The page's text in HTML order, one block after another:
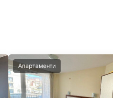
Апартаменти